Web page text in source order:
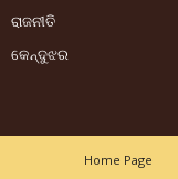
ରାଜନୀତି
କେନ୍ଦୁଝର
Home Page